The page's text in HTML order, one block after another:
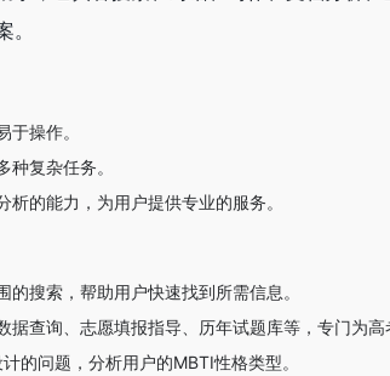
操作。
复杂任务。
的能力，为用户提供专业的服务。
的搜索，帮助用户快速找到所需信息。
据查询、志愿填报指导、历年试题库等，专门为高
的问题，分析用户的MBTI性格类型。